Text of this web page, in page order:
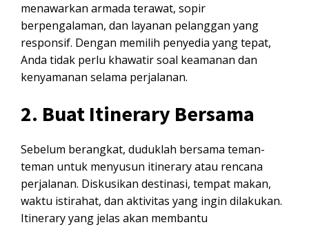
menawarkan armada terawat, sopir
berpengalaman, dan layanan pelanggan yang
responsif. Dengan memilih penyedia yang tepat,
Anda tidak perlu khawatir soal keamanan dan
kenyamanan selama perjalanan.
2. Buat Itinerary Bersama
Sebelum berangkat, duduklah bersama teman-
teman untuk menyusun itinerary atau rencana
perjalanan. Diskusikan destinasi, tempat makan,
waktu istirahat, dan aktivitas yang ingin dilakukan.
Itinerary yang jelas akan membantu